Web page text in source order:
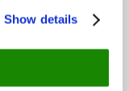
Show details
i Odense